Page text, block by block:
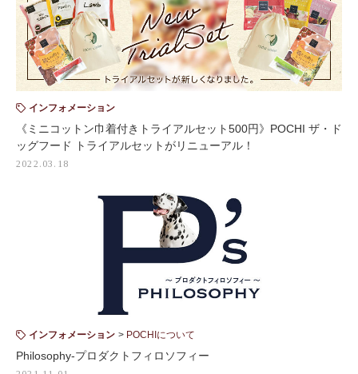
インフォメーション
《ミニコットン巾着付きトライアルセット500円》POCHI ザ・ド
ッグフード トライアルセットがリニューアル！
2022.03.18
インフォメーション POCHIについて
Philosophy-プロダクトフィロソフィー